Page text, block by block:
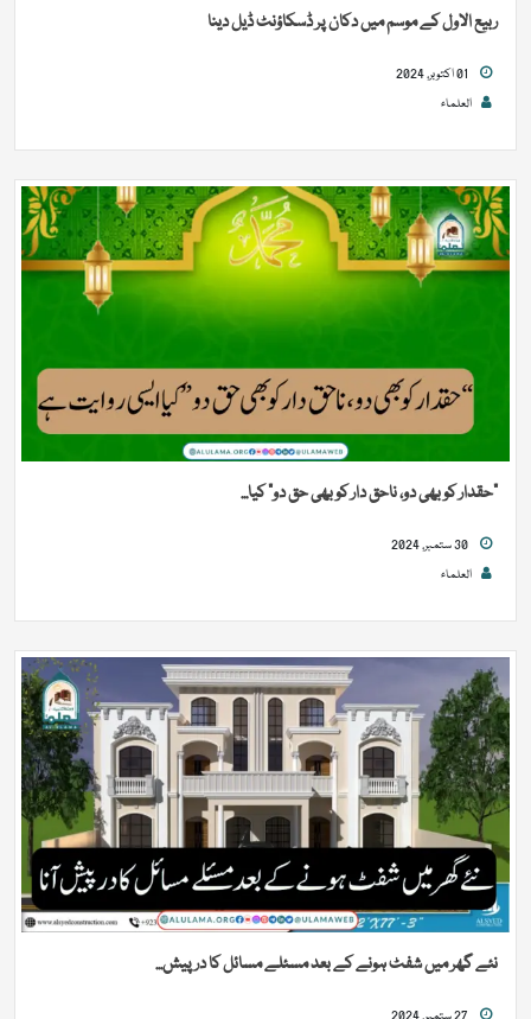
ربیع الاول کے موسم میں دکان پر ڈسکاؤنٹ ڈیل دینا
العلماء
“حقدار کو بھی دو، ناحق دار کو بھی حق دو” کیا...
العلماء
نئے گھر میں شفٹ ہونے کے بعد مسئلے مسائل کا درپیش...